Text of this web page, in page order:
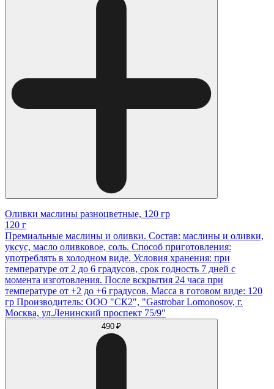
Оливки маслины разноцветные, 120 гр
120 г
Премиальные маслины и оливки. Состав: маслины и оливки,
уксус, масло оливковое, соль. Способ приготовления:
употреблять в холодном виде. Условия хранения: при
температуре от 2 до 6 градусов, срок годность 7 дней с
момента изготовления. После вскрытия 24 часа при
температуре от +2 до +6 градусов. Масса в готовом виде: 120
гр Производитель: ООО "СК2", "Gastrobar Lomonosov, г.
Москва, ул.Ленинский проспект 75/9"
490 ₽